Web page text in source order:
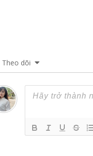
Theo dõi